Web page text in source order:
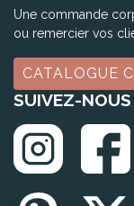
Une commande
ou remercier vos
CATALOGUE
SUIVEZ-NOUS